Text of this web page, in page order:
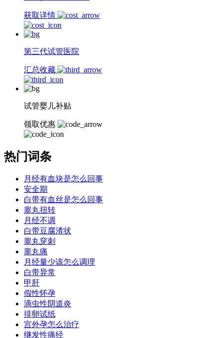
获取详情
第三代试管医院
汇总收藏
试管婴儿补贴
领取优惠
热门词条
月经有血块是怎么回事
安全期
白带有血丝是怎么回事
睾丸扭转
月经不调
白带豆腐渣状
睾丸穿刺
睾丸痛
月经量少该怎么调理
白带异常
甲肝
假性怀孕
滴虫性阴道炎
排卵试纸
宫外孕怎么治疗
继发性痛经